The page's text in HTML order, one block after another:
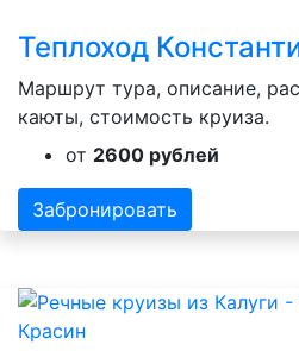
Теплоход
Маршрут тура, описание,
каюты, стоимость круиза.
от 2600 рублей
Забронировать